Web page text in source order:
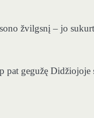
žvilgsnį – jo
gegužę Didžiojoje